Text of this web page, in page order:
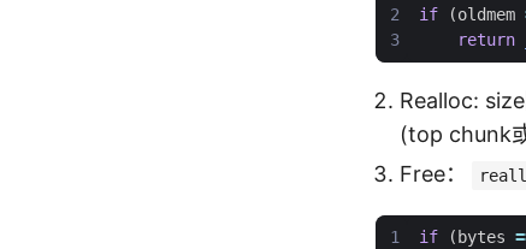
if
(oldmem
return
Realloc:
(top chunk
Free：
if ( bytes